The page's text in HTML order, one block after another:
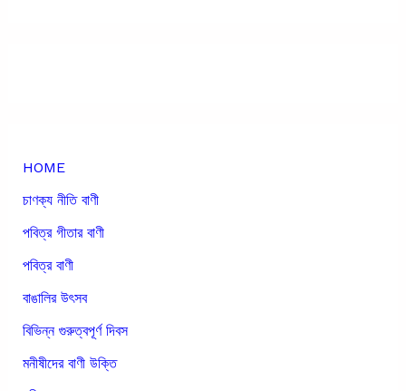
HOME
চাণক্য নীতি বাণী
পবিত্র গীতার বাণী
পবিত্র বাণী
বাঙালির উৎসব
বিভিন্ন গুরুত্বপূর্ণ দিবস
মনীষীদের বাণী উক্তি